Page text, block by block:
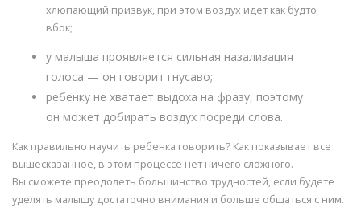
хлюпающий призвук, при этом воздух идет как будто
вбок;
у малыша проявляется сильная назализация
голоса — он говорит гнусаво;
ребенку не хватает выдоха на фразу, поэтому
он может добирать воздух посреди слова.
Как правильно научить ребенка говорить? Как показывает все
вышесказанное, в этом процессе нет ничего сложного.
Вы сможете преодолеть большинство трудностей, если будете
уделять малышу достаточно внимания и больше общаться с ним.